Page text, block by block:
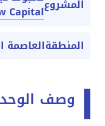
المشروعCapital
المنطقةالعاصمة
وصف